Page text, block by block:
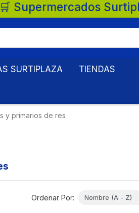
la mejor opción
SURTIPLAZA TIENDAS
y primarios de res
Ordenar Por: